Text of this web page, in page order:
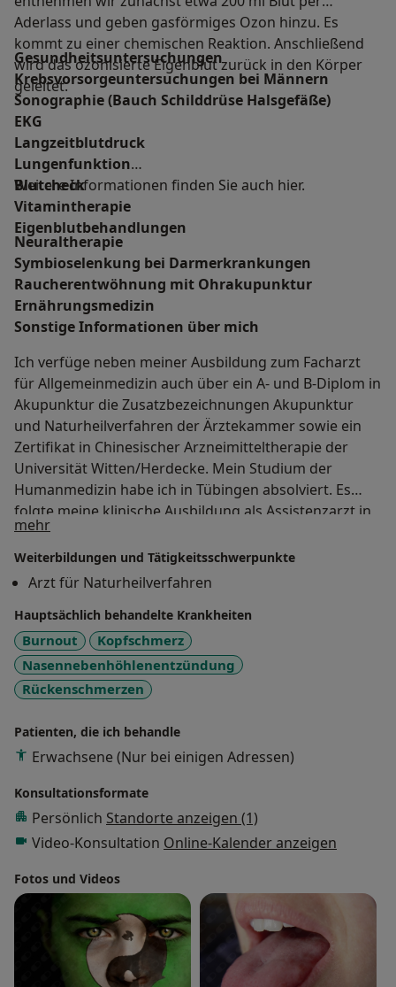
Aderlass und geben gasförmiges Ozon hinzu. Es
kommt zu einer chemischen Reaktion. Anschließend
wird das ozonisierte Eigenblut zurück in den Körper
geleitet.
Gesundheitsuntersuchungen
Krebsvorsorgeuntersuchungen bei Männern
Sonographie (Bauch Schilddrüse Halsgefäße)
EKG
Langzeitblutdruck
Lungenfunktion
Blutcheck
Vitamintherapie
Eigenblutbehandlungen
Weitere Informationen finden Sie auch hier.
Neuraltherapie
Symbioselenkung bei Darmerkrankungen
Raucherentwöhnung mit Ohrakupunktur
Ernährungsmedizin
Sonstige Informationen über mich
Ich verfüge neben meiner Ausbildung zum Facharzt
für Allgemeinmedizin auch über ein A- und B-Diplom in
Akupunktur die Zusatzbezeichnungen Akupunktur
und Naturheilverfahren der Ärztekammer sowie ein
Zertifikat in Chinesischer Arzneimitteltherapie der
Universität Witten/Herdecke. Mein Studium der
Humanmedizin habe ich in Tübingen absolviert. Es
folgte meine klinische Ausbildung als Assistenzarzt in
der inneren Abteilung und Intensivstation des St.
Elisabethen-Krankenhaus in Lörrach und in
Nordengland im Bereich der Chirurgie Unfallchirurgie
Englischkenntnisse. Schon früh habe ich mich in
Ganzheitsmedizin Naturheilverfahren traditioneller
Chinesischer Medizin und Akupunktur
weiterqualifiziert. Meine Ausbildung in traditioneller
chinesischer Arzneimitteltherapie an der Universität
Witten/Herdecke absolvierte ich an der TCM-Fakultät
der Privat-Universität Witten Herdecke. Nach
langjähriger Tätigkeit als Kassenarzt im Rheinland
habe ich mich als Privatarzt in Wiesbaden
niedergelassen.
mehrÜber mich
Weiterbildungen und Tätigkeitsschwerpunkte
Arzt für Naturheilverfahren
Hauptsächlich behandelte Krankheiten
Burnout
Kopfschmerz
Nasennebenhöhlenentzündung
Rückenschmerzen
Patienten, die ich behandle
Erwachsene (Nur bei einigen Adressen)
Konsultationsformate
Persönlich Standorte anzeigen (1)
Video-Konsultation Online-Kalender anzeigen
Fotos und Videos